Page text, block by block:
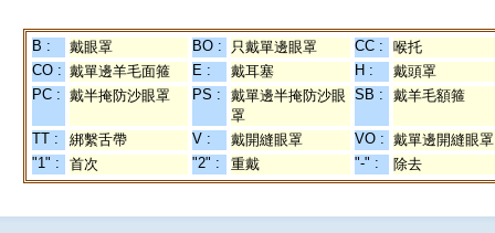
B : 戴眼罩 BO : 只戴單邊眼罩 CC :
喉托
CO : 戴單邊羊毛面箍 E : 戴耳塞 H :
戴頭罩
PC : 戴半掩防沙眼罩 PS :
戴單邊半掩防沙眼
罩
SB : 戴羊毛額箍
TT : 綁繫舌帶 V : 戴開縫眼罩 VO : 戴單邊開縫眼罩
"1" :
首次 "2" : 重戴 "-" : 除去